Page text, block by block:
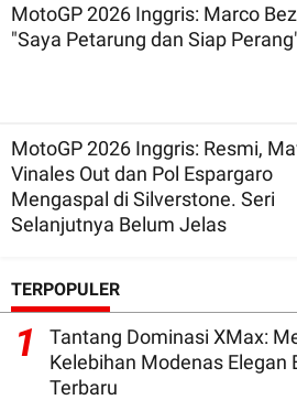
MotoGP 2026 Inggris: Marco
"Saya Petarung dan Siap
MotoGP 2026 Inggris: Resmi,
Vinales Out dan Pol Espargaro
Mengaspal di Silverstone. Seri
Selanjutnya Belum Jelas
TERPOPULER
1
Tantang Dominasi XMax:
Kelebihan Modenas Elegan
Terbaru